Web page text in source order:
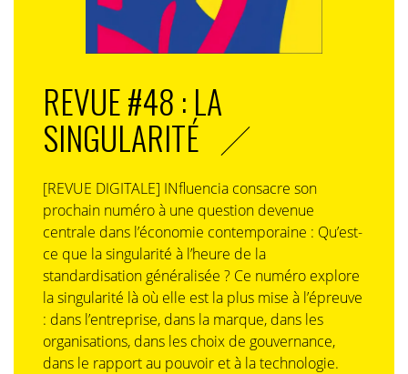
REVUE #48 : LA
SINGULARITÉ
[REVUE DIGITALE] INfluencia consacre son
prochain numéro à une question devenue
centrale dans l’économie contemporaine : Qu’est-
ce que la singularité à l’heure de la
standardisation généralisée ? Ce numéro explore
la singularité là où elle est la plus mise à l’épreuve
: dans l’entreprise, dans la marque, dans les
organisations, dans les choix de gouvernance,
dans le rapport au pouvoir et à la technologie.